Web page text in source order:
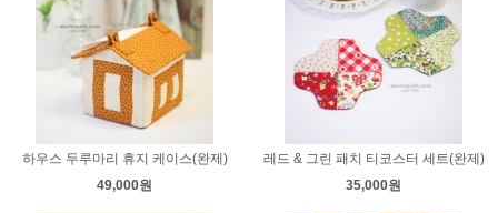
하우스 두루마리 휴지 케이스(완제)
49,000원
레드 & 그린 패치 티코스터 세트(완제)
35,000원